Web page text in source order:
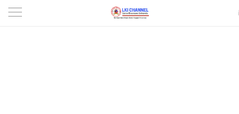
-->